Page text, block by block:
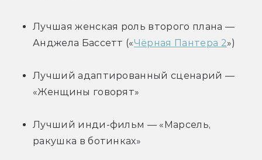
Лучшая женская роль второго плана —
Анджела Бассетт («Чёрная Пантера 2»)
Лучший адаптированный сценарий —
«Женщины говорят»
Лучший инди-фильм — «Марсель,
ракушка в ботинках»